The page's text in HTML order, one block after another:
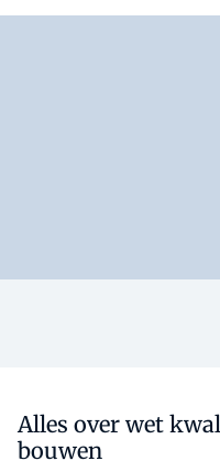
Alles over wet
bouwen